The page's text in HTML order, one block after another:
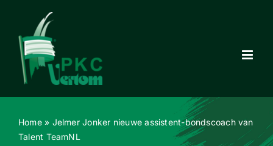
inhoud
Home» Jelmer Jonker nieuwe assistent-bondscoach van
Talent TeamNL